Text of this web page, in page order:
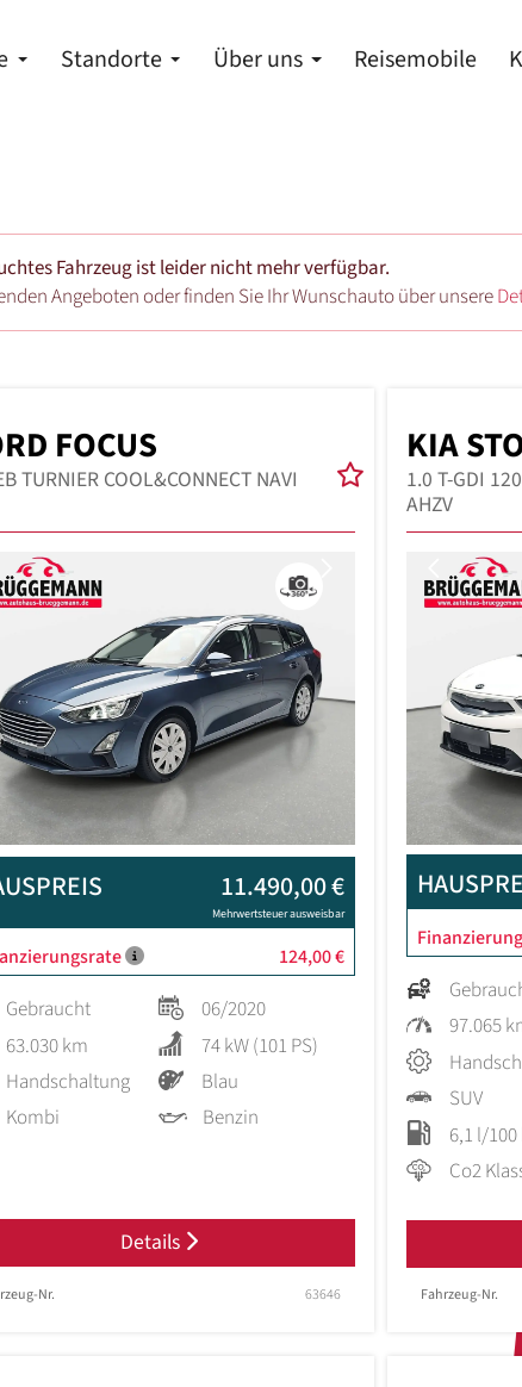
Standorte Über uns Reisemobile
Fahrzeug ist leider nicht mehr verfügbar.
Angeboten oder finden Sie Ihr Wunschauto über unsere
FOCUS
TURNIER COOL&CONNECT NAVI
Previous
11.490,00 €
Mehrwertsteuer ausweisbar
124,00 €
Gebraucht
06/2020
63.030 km
74 kW (101 PS)
Handschaltung
Blau
Kombi
Benzin
Details
Nr. 63646
KIA
1.0 T-GDI
AHZV
Previous
97.065
SUV
6,1 l/
Co2
Fahrzeug-Nr.